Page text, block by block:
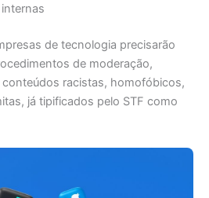
de tecnologia precisarão
de moderação,
racistas, homofóbicos,
já tipificados pelo STF como